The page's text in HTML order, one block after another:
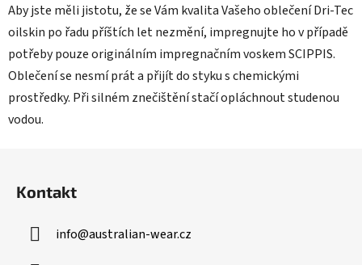
Aby jste měli jistotu, že se Vám kvalita Vašeho oblečení Dri-Tec
oilskin po řadu příštích let nezmění, impregnujte ho v případě
potřeby pouze originálním impregnačním voskem SCIPPIS.
Oblečení se nesmí prát a přijít do styku s chemickými
prostředky. Při silném znečištění stačí opláchnout studenou
vodou.
Kontakt
info@australian-wear.cz